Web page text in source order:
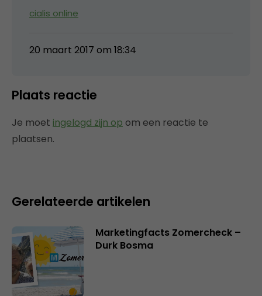
cialis online
20 maart 2017 om 18:34
Plaats reactie
Je moet ingelogd zijn op om een reactie te
plaatsen.
Gerelateerde artikelen
Marketingfacts Zomercheck –
Durk Bosma